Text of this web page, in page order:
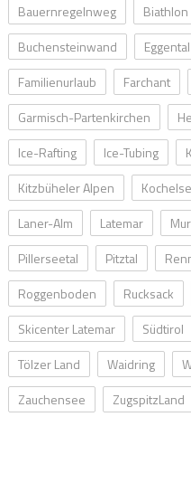
Bauernregelnweg
Biathlon
Buchensteinwand
Eggental
Familienurlaub
Farchant
Garmisch-Partenkirchen
Ice-Rafting
Ice-Tubing
Kitzbüheler Alpen
Laner-Alm
Latemar
Pillerseetal
Pitztal
Roggenboden
Rucksack
Skicenter Latemar
Südtirol
Tölzer Land
Waidring
Zauchensee
ZugspitzLand